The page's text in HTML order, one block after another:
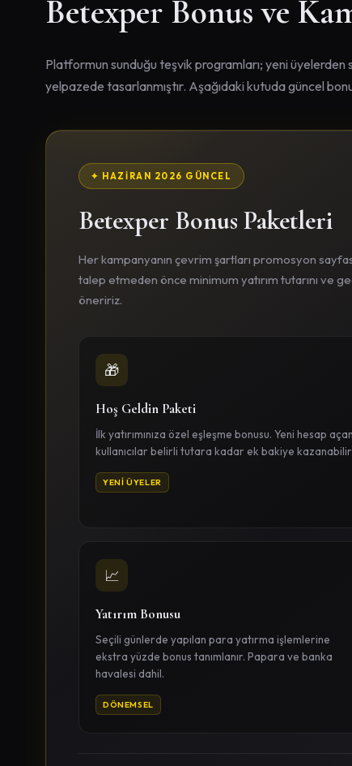
Betexper Bonus ve
Platformun sunduğu teşvik programları; yeni üyelerden
yelpazede tasarlanmıştır. Aşağıdaki kutuda güncel
✦ HAZIRAN 2026 GÜNCEL
Betexper Bonus Paketleri
Her kampanyanın çevrim şartları promosyon
talep etmeden önce minimum yatırım tutarını ve
öneririz.
🎁
Hoş Geldin Paketi
İlk yatırımınıza özel eşleşme bonusu. Yeni hesap açan
kullanıcılar belirli tutara kadar ek bakiye kazanabilir.
YENI ÜYELER
📈
Yatırım Bonusu
Seçili günlerde yapılan para yatırma işlemlerine
ekstra yüzde bonus tanımlanır. Papara ve banka
havalesi dahil.
DÖNEMSEL